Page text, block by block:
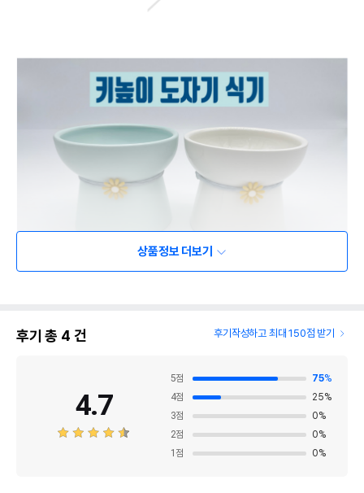
상품정보 더보기
후기 총 4 건 후기작성하고 최대 150점 받기
4.7
5점 75%
4점 25%
3점 0%
2점 0%
1 점 0%